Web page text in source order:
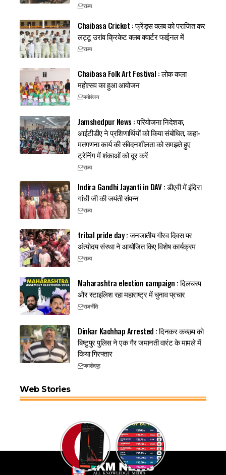
राज्य
Chaibasa Cricket : फ्रेंड्स क्लब को पराजित कर
लट्टू उरांव क्रिकेट क्लब क्वार्टर फाईनल में
राज्य
Chaibasa Folk Art Festival : लोक कला
महोत्सव का हुआ आयोजन
मनोरंजन
Jamshedpur News : परियोजना निदेशक,
आईटीडीए ने प्रशिणार्थियों को किया संबोधित, कहा-
मतगणना कार्य की संवेदनशीलता को समझते हुए
ट्रेनिंग में शंकाओं को दूर करें
राज्य
Indira Gandhi Jayanti in DAV : डीएवी में इंदिरा
गांधी जी की जयंती संपन्न
राज्य
tribal pride day : जनजातीय गौरव दिवस पर
अंत्योदय संस्था ने आयोजित किए विशेष कार्यक्रम
राज्य
Maharashtra election campaign : दिलचस्प
और स्टाइलिश रहा महाराष्ट्र में चुनाव प्रचार
राजनीति
Dinkar Kachhap Arrested : दिनकर कच्छप को
बिष्टुपुर पुलिस ने एक गैर जमानती वारंट के मामले में
किया गिरफ्तार
जमशेदपुर
Web Stories